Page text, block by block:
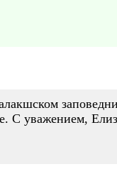
С уважением,